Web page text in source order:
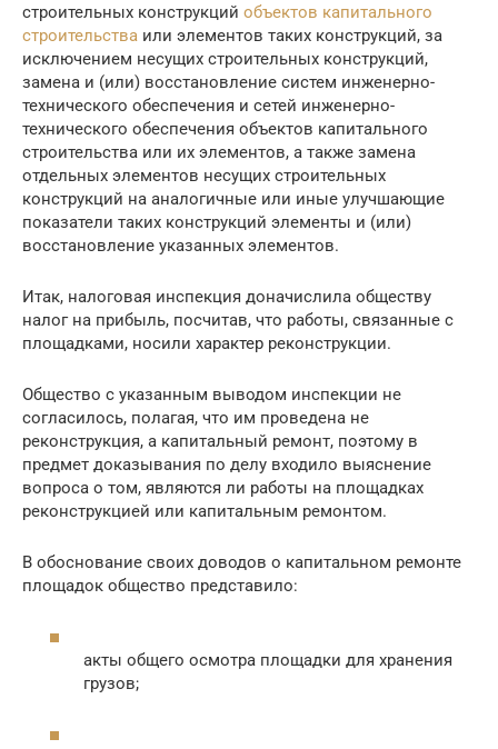
строительных конструкций объектов капитального
строительства или элементов таких конструкций, за
исключением несущих строительных конструкций,
замена и (или) восстановление систем инженерно-
технического обеспечения и сетей инженерно-
технического обеспечения объектов капитального
строительства или их элементов, а также замена
отдельных элементов несущих строительных
конструкций на аналогичные или иные улучшающие
показатели таких конструкций элементы и (или)
восстановление указанных элементов.
Итак, налоговая инспекция доначислила обществу
налог на прибыль, посчитав, что работы, связанные с
площадками, носили характер реконструкции.
Общество с указанным выводом инспекции не
согласилось, полагая, что им проведена не
реконструкция, а капитальный ремонт, поэтому в
предмет доказывания по делу входило выяснение
вопроса о том, являются ли работы на площадках
реконструкцией или капитальным ремонтом.
В обоснование своих доводов о капитальном ремонте
площадок общество представило:
акты общего осмотра площадки для хранения
грузов;